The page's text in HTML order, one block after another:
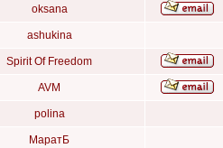
oksana
ashukina
Spirit Of Freedom
AVM
polina
МаратБ